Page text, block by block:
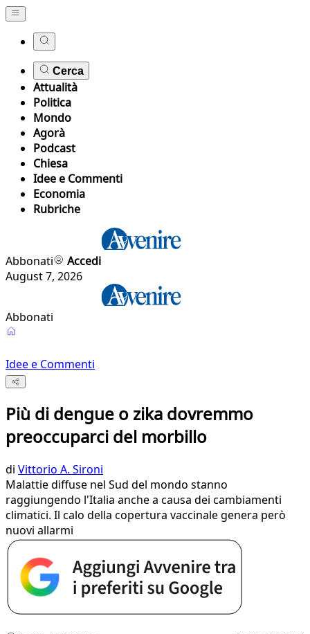
Cerca
Attualità
Politica
Mondo
Agorà
Podcast
Chiesa
Idee e Commenti
Economia
Rubriche
Abbonati
Accedi
August 7, 2026
Abbonati
Idee e Commenti
Più di dengue o zika dovremmo
preoccuparci del morbillo
di Vittorio A. Sironi
Malattie diffuse nel Sud del mondo stanno
raggiungendo l'Italia anche a causa dei cambiamenti
climatici. Il calo della copertura vaccinale genera però
nuovi allarmi